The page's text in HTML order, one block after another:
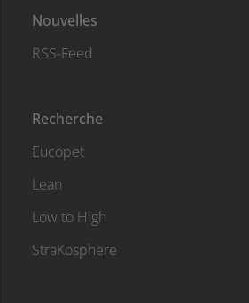
Nouvelles
RSS-Feed
Recherche
Eucopet
Lean
Low to High
StraKosphere